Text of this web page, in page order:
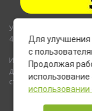
Указанные на сайте
437 ГК РФ).
Используемые на
дополнительное
стандартную
Для улучшения
с
Продолжая